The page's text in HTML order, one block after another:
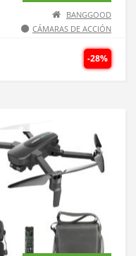
BANGGOOD
CÁMARAS DE ACCIÓN
-28%